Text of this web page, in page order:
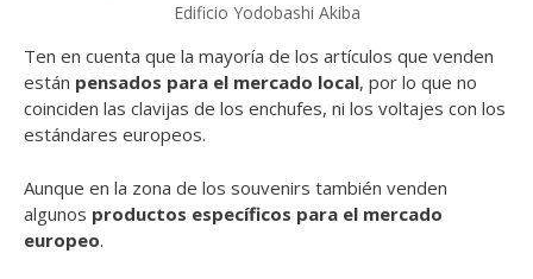
Edificio Yodobashi Akiba
Ten en cuenta que la mayoría de los artículos que venden
están pensados para el mercado local, por lo que no
coinciden las clavijas de los enchufes, ni los voltajes con los
estándares europeos.
Aunque en la zona de los souvenirs también venden
algunos productos específicos para el mercado
europeo.